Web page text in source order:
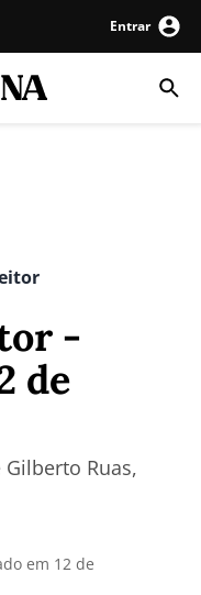
Entrar
-
de
Ruas,
em 12 de